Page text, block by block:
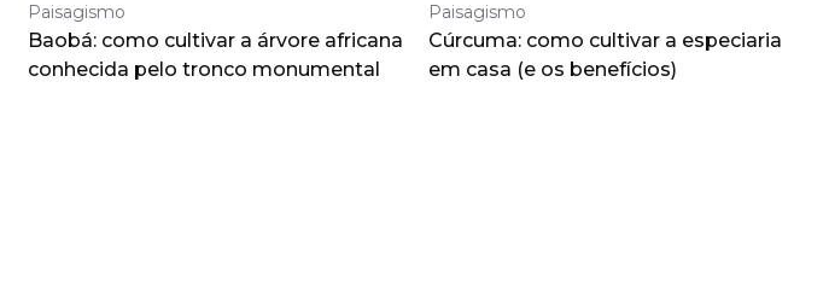
Paisagismo
Baobá: como cultivar a árvore africana
conhecida pelo tronco monumental
Paisagismo
Cúrcuma: como cultivar a especiaria
em casa (e os benefícios)